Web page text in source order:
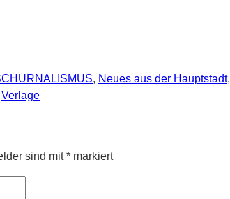
, Neues aus der Hauptstadt,
Verlage
sind mit* markiert